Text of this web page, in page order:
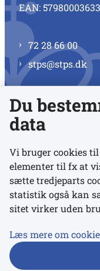
EAN:
72 28 66 00
stps@stps.dk
Se alle
Links
Udgivelser
Du
data
Vi bruger cookies
elementer til fx at
sætte tredjeparts
statistik også kan
sitet virker uden
Læs mere om